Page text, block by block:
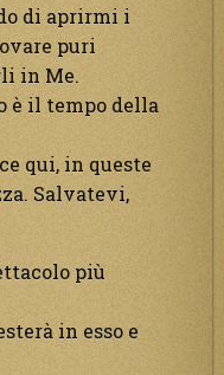
di aprirmi i
puri
in Me.
è il tempo della
qui, in queste
Salvatevi,
più
in esso e